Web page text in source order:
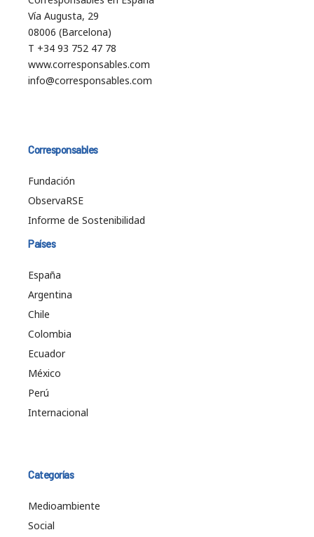
Vía Augusta, 29
08006 (Barcelona)
T +34 93 752 47 78
www.corresponsables.com
info@corresponsables.com
Corresponsables
Fundación
ObservaRSE
Informe de Sostenibilidad
Países
España
Argentina
Chile
Colombia
Ecuador
México
Perú
Internacional
Categorías
Medioambiente
Social